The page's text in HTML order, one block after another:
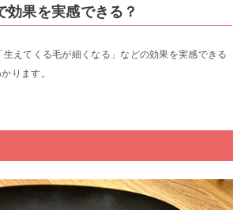
効果を実感できる？
えてくる毛が細くなる」などの効果を実感できる
ります。